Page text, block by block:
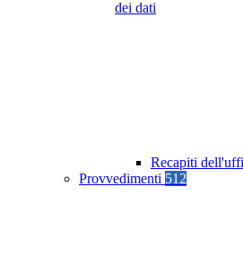
dei dati
Recapiti
Provvedimenti 512